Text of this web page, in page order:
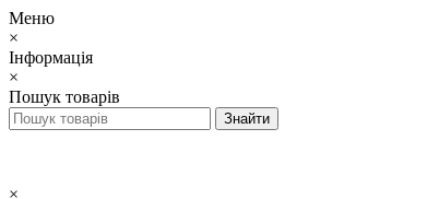
Меню
×
Інформація
×
Пошук товарів
×